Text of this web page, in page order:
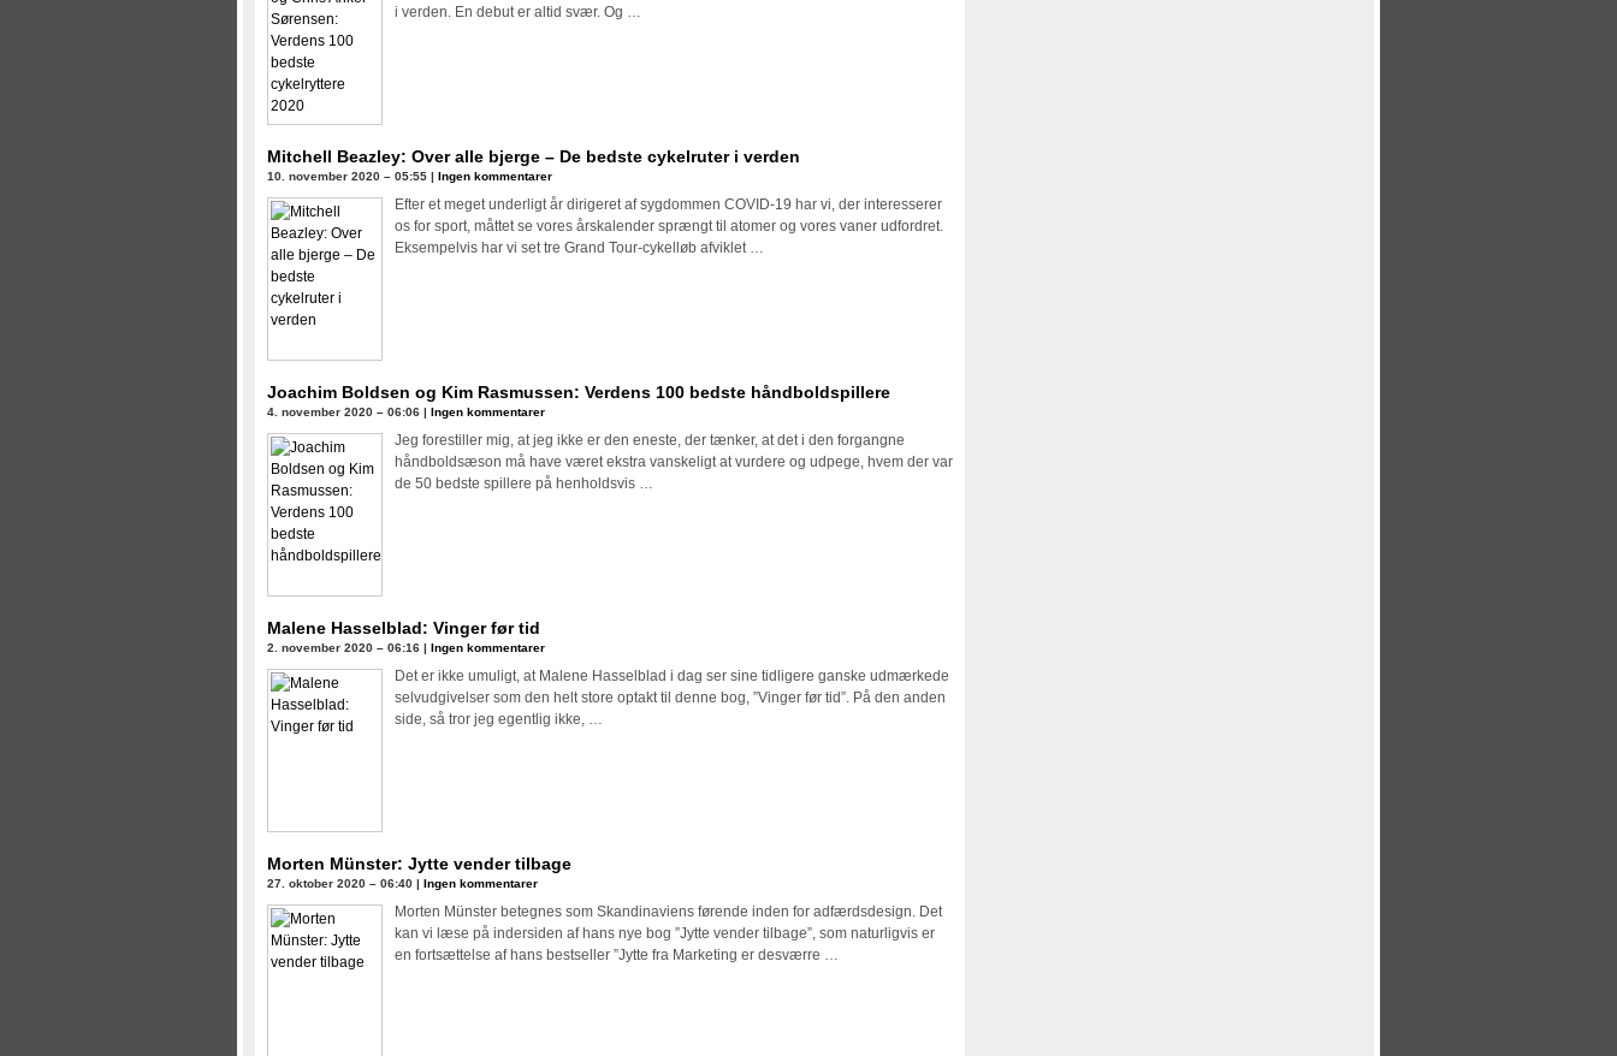
i verden. En debut er altid svær. Og …
Mitchell Beazley: Over alle bjerge – De bedste cykelruter i verden
10. november 2020 – 05:55 | Ingen kommentarer
Efter et meget underligt år dirigeret af sygdommen COVID-19 har vi, der interesserer
os for sport, måttet se vores årskalender sprængt til atomer og vores vaner udfordret.
Eksempelvis har vi set tre Grand Tour-cykelløb afviklet …
Joachim Boldsen og Kim Rasmussen: Verdens 100 bedste håndboldspillere
4. november 2020 – 06:06 | Ingen kommentarer
Jeg forestiller mig, at jeg ikke er den eneste, der tænker, at det i den forgangne
håndboldsæson må have været ekstra vanskeligt at vurdere og udpege, hvem der var
de 50 bedste spillere på henholdsvis …
Malene Hasselblad: Vinger før tid
2. november 2020 – 06:16 | Ingen kommentarer
Det er ikke umuligt, at Malene Hasselblad i dag ser sine tidligere ganske udmærkede
selvudgivelser som den helt store optakt til denne bog, ”Vinger før tid”. På den anden
side, så tror jeg egentlig ikke, …
Morten Münster: Jytte vender tilbage
27. oktober 2020 – 06:40 | Ingen kommentarer
Morten Münster betegnes som Skandinaviens førende inden for adfærdsdesign. Det
kan vi læse på indersiden af hans nye bog ”Jytte vender tilbage”, som naturligvis er
en fortsættelse af hans bestseller ”Jytte fra Marketing er desværre …